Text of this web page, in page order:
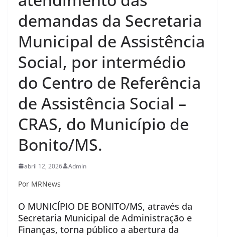
demandas da Secretaria
Municipal de Assistência
Social, por intermédio
do Centro de Referência
de Assistência Social –
CRAS, do Município de
Bonito/MS.
abril 12, 2026 Admin
Por MRNews
O MUNICÍPIO DE BONITO/MS, através da
Secretaria Municipal de Administração e
Finanças, torna público a abertura da